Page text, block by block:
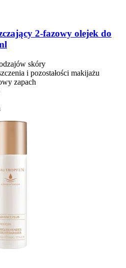
2-​fazowy olejek do
skóry
i pozostałości makijażu
zapach